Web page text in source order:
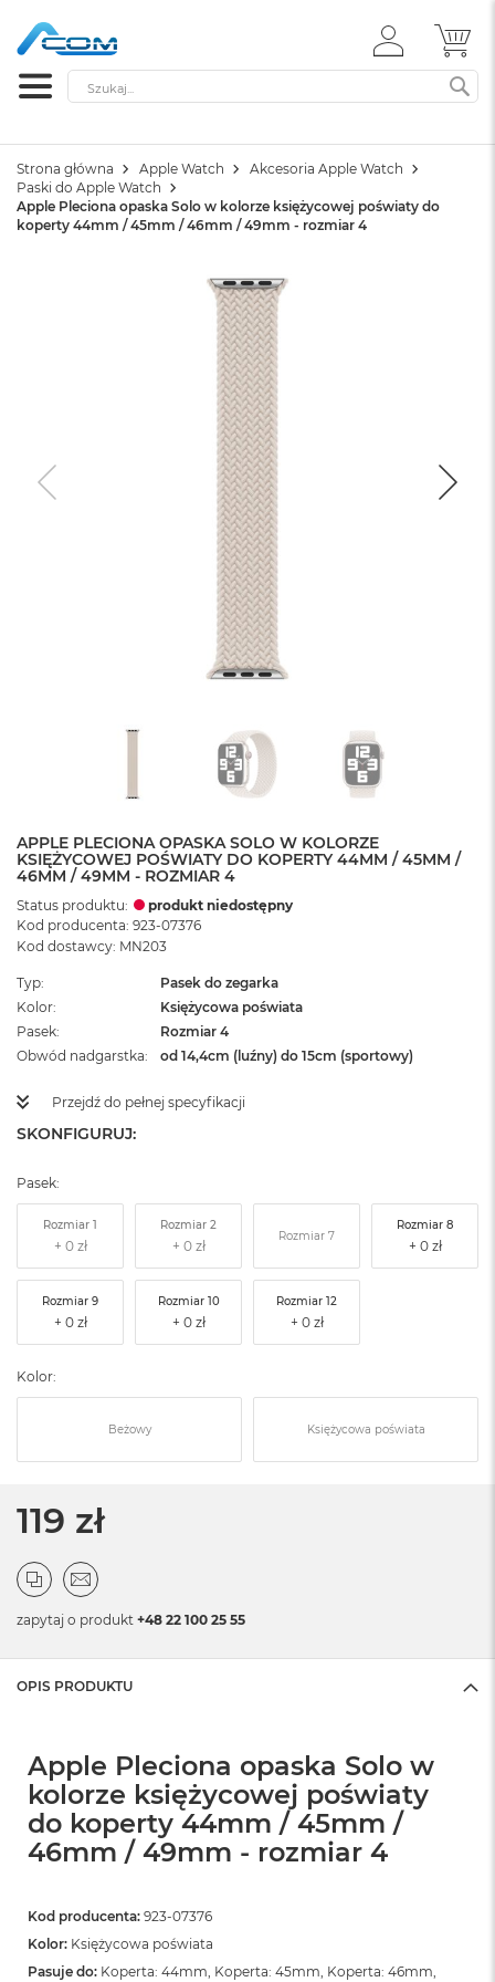
ZALOGUJ
SIĘ
Szukaj
Strona główna Apple Watch
Akcesoria Apple Watch
Paski do Apple Watch
Apple Pleciona opaska Solo w kolorze księżycowej poświaty do
koperty 44mm / 45mm / 46mm / 49mm - rozmiar 4
APPLE PLECIONA OPASKA SOLO W KOLORZE
KSIĘŻYCOWEJ POŚWIATY DO KOPERTY 44MM / 45MM /
46MM / 49MM - ROZMIAR 4
Status produktu:
produkt niedostępny
Kod producenta: 923-07376
Kod dostawcy: MN203
Typ
Pasek do zegarka
Kolor
Księżycowa poświata
Pasek
Rozmiar 4
Obwód nadgarstka
od 14,4cm (luźny) do 15cm (sportowy)
Przejdź do pełnej specyfikacji
SKONFIGURUJ:
Pasek:
Rozmiar 1 Rozmiar 2
Rozmiar 7
Rozmiar 8
Rozmiar 9 Rozmiar 10 Rozmiar 12
Kolor:
Beżowy Księżycowa poświata
119 zł
zapytaj o produkt +48 22 100 25 55
OPIS PRODUKTU
Apple Pleciona opaska Solo w
kolorze księżycowej poświaty
do koperty 44mm / 45mm /
46mm / 49mm - rozmiar 4
Kod producenta: 923-07376
Kolor: Księżycowa poświata
Pasuje do: Koperta: 44mm, Koperta: 45mm, Koperta: 46mm,